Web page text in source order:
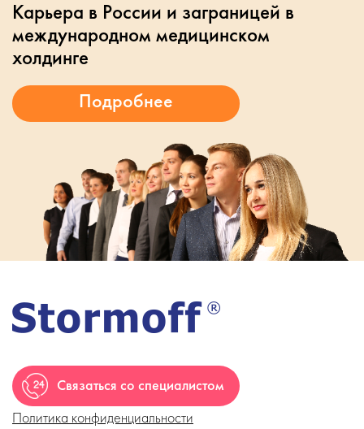
Карьера в России и заграницей в
международном медицинском
холдинге
Связаться со специалистом
Политика конфиденциальности